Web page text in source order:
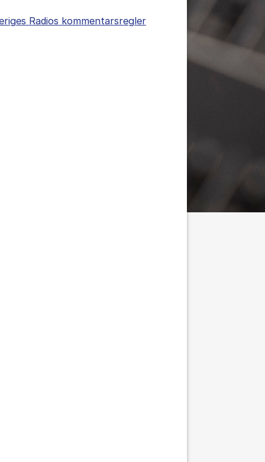
S1.jpg
S1.jpg
för inlägg/kommentar
för inlägg/kommentar
för inlägg/kommentar
Radios kommentarsregler